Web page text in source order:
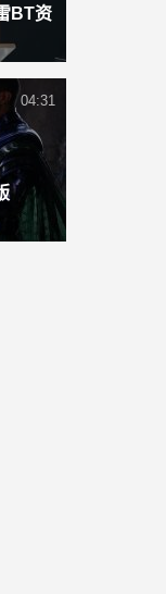
BT资
04:31